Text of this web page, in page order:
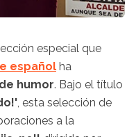
especial que
español ha
humor. Bajo el título
, esta selección de
a la